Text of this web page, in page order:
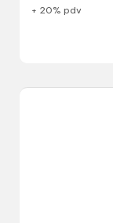
+ 20% pdv